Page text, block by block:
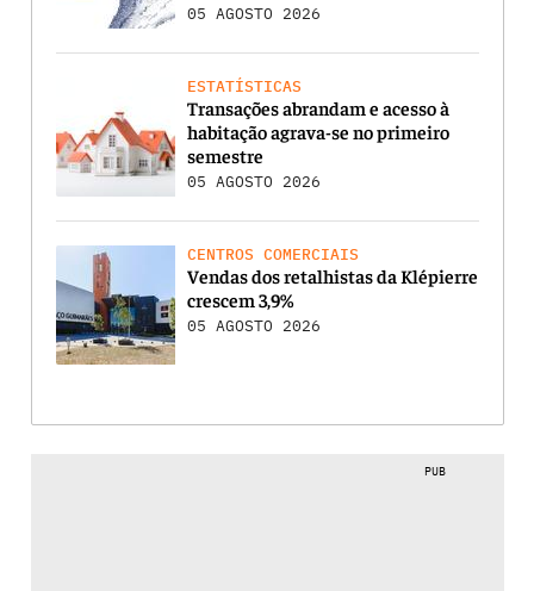
05 AGOSTO 2026
ESTATÍSTICAS
Transações abrandam e acesso à
habitação agrava-se no primeiro
semestre
05 AGOSTO 2026
CENTROS COMERCIAIS
Vendas dos retalhistas da Klépierre
crescem 3,9%
05 AGOSTO 2026
PUB